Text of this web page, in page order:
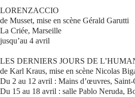
LORENZACCIO
de Musset, mise en scène Gérald Garutti
La Criée, Marseille
jusqu’au 4 avril
LES DERNIERS JOURS DE
de Karl Kraus, mise en scène Nicolas
Du 2 au 12 avril : Mains d’œuvres, Saint-
Du 15 au 18 avril : salle Pablo Neruda,